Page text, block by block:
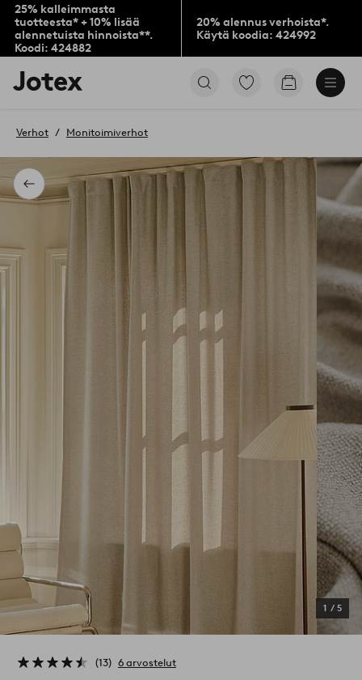
25% kalleimmasta
tuotteesta* + 10% lisää
alennetuista hinnoista**.
Koodi: 424882
20% alennus verhoista*.
Käytä koodia: 424992
Jotex-
logo
aloitussivulle
Siirry
Siirry
Takaisin
Verhot Monitoimiverhot
1 / 5
13 6 arvostelut